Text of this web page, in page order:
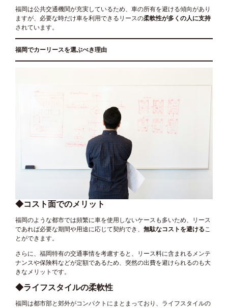
福岡は公共交通機関が充実しているため、車の所有を避ける傾向があり
ますが、必要な時だけ車を利用できるリースの柔軟性が多くの人に支持
されています。
福岡でカーリースを選ぶべき理由
◆コスト面でのメリット
福岡のような都市では頻繁に車を使用しないケースも多いため、リース
であれば必要な期間や用途に応じて契約でき、 無駄なコストを避けるこ
とができます。
さらに、福岡特有の交通事情を考慮すると、リース料に含まれるメンテ
ナンスや保険料などが定額であるため、突然の出費を避けられるのも大
きなメリットです。
◆ライフスタイルの柔軟性
福岡は都市部と郊外がコンパクトにまとまっており、ライフスタイルの